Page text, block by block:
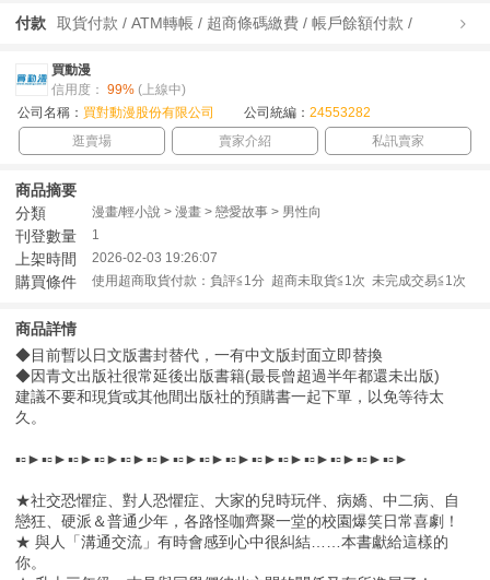
付款 取貨付款 / ATM轉帳 / 超商條碼繳費 / 帳戶餘額付款 /
買動漫
信用度： 99% (上線中)
公司名稱： 買對動漫股份有限公司 公司統編： 24553282
逛賣場
賣家介紹 私訊賣家
商品摘要
分類
漫畫/輕小說 > 漫畫 > 戀愛故事 > 男性向
刊登數量 1
上架時間 2026-02-03 19:26:07
購買條件 使用超商取貨付款：負評≦1分 超商未取貨≦1次 未完成交易≦1次
商品詳情
◆目前暫以日文版書封替代，一有中文版封面立即替換
◆因青文出版社很常延後出版書籍(最長曾超過半年都還未出版)
建議不要和現貨或其他間出版社的預購書一起下單，以免等待太
久。
▪▫►▪▫►▪▫►▪▫►▪▫►▪▫►▪▫►▪▫►▪▫►▪▫►▪▫►▪▫►▪▫►▪▫►▪▫►
★社交恐懼症、對人恐懼症、大家的兒時玩伴、病嬌、中二病、自
戀狂、硬派＆普通少年，各路怪咖齊聚一堂的校園爆笑日常喜劇！
★ 與人「溝通交流」有時會感到心中很糾結……本書獻給這樣的
你。